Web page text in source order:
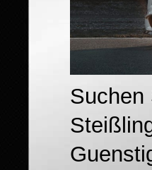
Suchen